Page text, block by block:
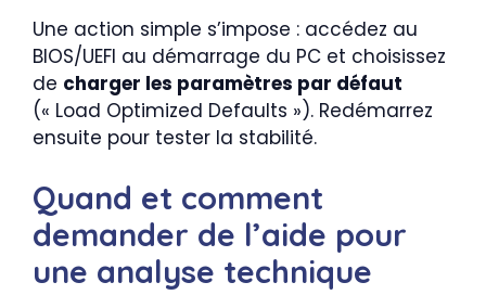
Une action simple s’impose : accédez au
BIOS/UEFI au démarrage du PC et choisissez
de charger les paramètres par défaut
(« Load Optimized Defaults »). Redémarrez
ensuite pour tester la stabilité.
Quand et comment
demander de l’aide pour
une analyse technique